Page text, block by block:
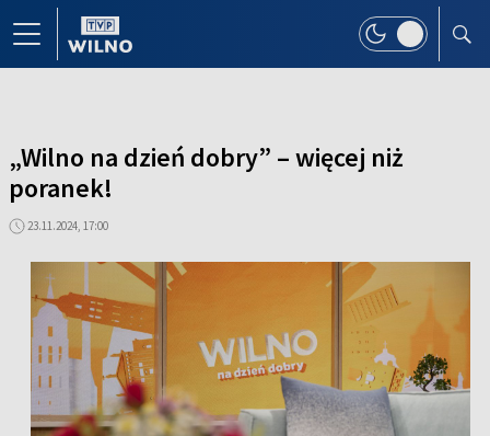
„Wilno na dzień dobry” – więcej niż
poranek!
23.11.2024, 17:00